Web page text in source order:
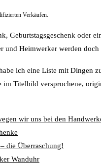
Verkäufen.
Geburtstagsgeschenk oder
und Heimwerker werden
ich eine Liste mit Dingen
Titelbild versprochene,
wir uns bei den
die Überraschung!
Wanduhr